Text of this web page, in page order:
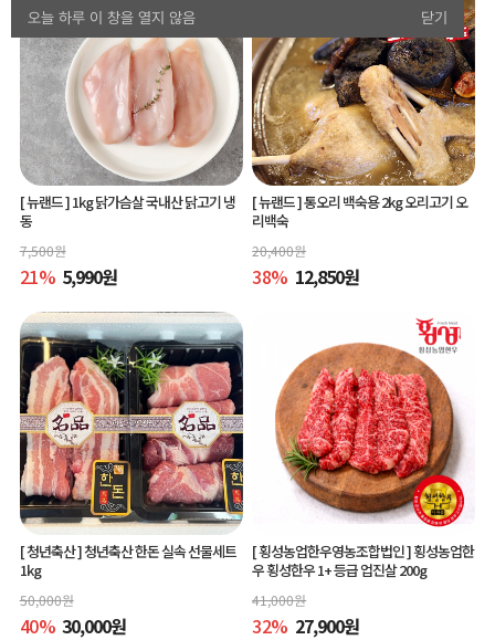
오늘 하루 이 창을 열지 않음 닫기
[ 뉴랜드 ]1kg 닭가슴살 국내산 닭고기 냉
동
7,500원
21% 5,990원
[ 뉴랜드 ]통오리 백숙용 2kg 오리고기 오
리백숙
20,400원
38% 12,850원
[ 청년축산 ]청년축산 한돈 실속 선물세트
1kg
50,000원
40% 30,000원
[ 횡성농업한우영농조합법인 ]횡성농업한
우 횡성한우 1+ 등급 업진살 200g
41,000원
32% 27,900원